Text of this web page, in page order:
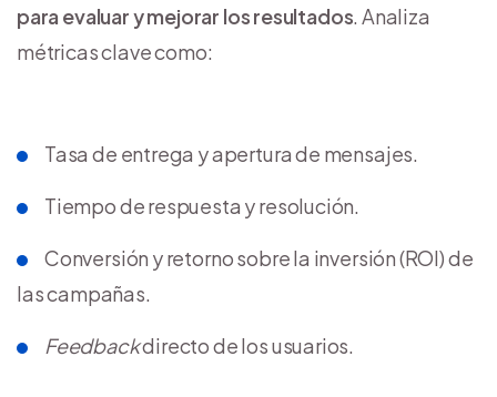
para evaluar y mejorar los resultados. Analiza
métricas clave como:
Tasa de entrega y apertura de mensajes.
Tiempo de respuesta y resolución.
Conversión y retorno sobre la inversión (ROI) de
las campañas.
Feedbackdirecto de los usuarios.